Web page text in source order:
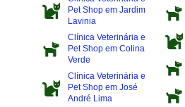
Pet Shop em Jardim
Lavinia
Clínica Veterinária e
Pet Shop em Colina
Verde
Clínica Veterinária e
Pet Shop em José
André Lima